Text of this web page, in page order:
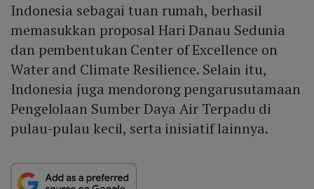
Indonesia sebagai tuan rumah, berhasil
memasukkan proposal Hari Danau Sedunia
dan pembentukan Center of Excellence on
Water and Climate Resilience. Selain itu,
Indonesia juga mendorong pengarusutamaan
Pengelolaan Sumber Daya Air Terpadu di
pulau-pulau kecil, serta inisiatif lainnya.